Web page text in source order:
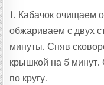
1. Кабачок очищаем
обжариваем с двух
минуты. Сняв
крышкой на 5
по кругу.